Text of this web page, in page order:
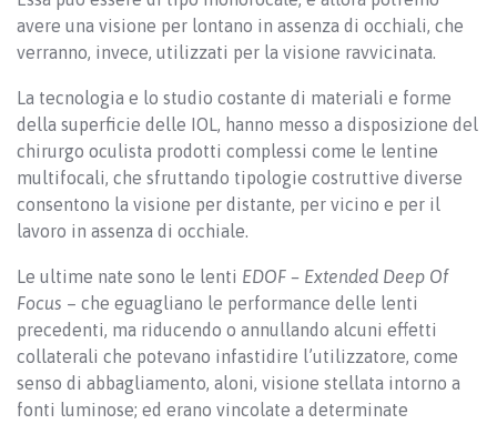
avere una visione per lontano in assenza di occhiali, che
verranno, invece, utilizzati per la visione ravvicinata.
La tecnologia e lo studio costante di materiali e forme
della superficie delle IOL, hanno messo a disposizione del
chirurgo oculista prodotti complessi come le lentine
multifocali, che sfruttando tipologie costruttive diverse
consentono la visione per distante, per vicino e per il
lavoro in assenza di occhiale.
Le ultime nate sono le lenti EDOF – Extended Deep Of
Focus – che eguagliano le performance delle lenti
precedenti, ma riducendo o annullando alcuni effetti
collaterali che potevano infastidire l’utilizzatore, come
senso di abbagliamento, aloni, visione stellata intorno a
fonti luminose; ed erano vincolate a determinate